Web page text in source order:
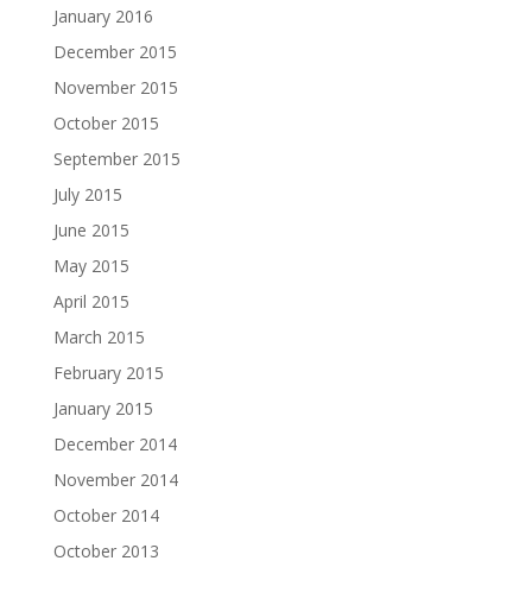
January 2016
December 2015
November 2015
October 2015
September 2015
July 2015
June 2015
May 2015
April 2015
March 2015
February 2015
January 2015
December 2014
November 2014
October 2014
October 2013